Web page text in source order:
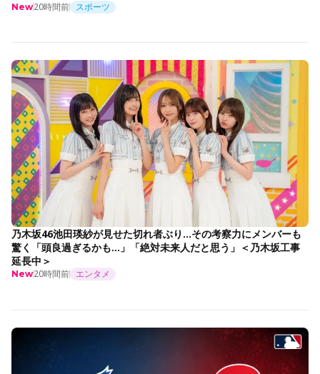
New20時間前 スポーツ
乃木坂46池田瑛紗が見せた切れ者ぶり…その考察力にメンバーも
驚く「頭良過ぎるかも…」「絶対未来人だと思う」＜乃木坂工事
延長中＞
New20時間前 エンタメ